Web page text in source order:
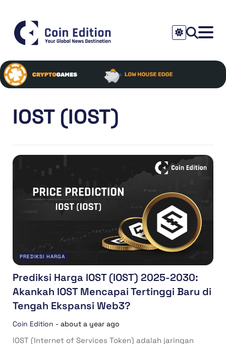
IOST (IOST)
PREDIKSI HARGA
Prediksi Harga IOST (IOST) 2025-2030:
Akankah IOST Mencapai Tertinggi Baru di
Tengah Ekspansi Web3?
Coin Edition - about a year ago
IOST (Internet of Services Token) adalah jaringan